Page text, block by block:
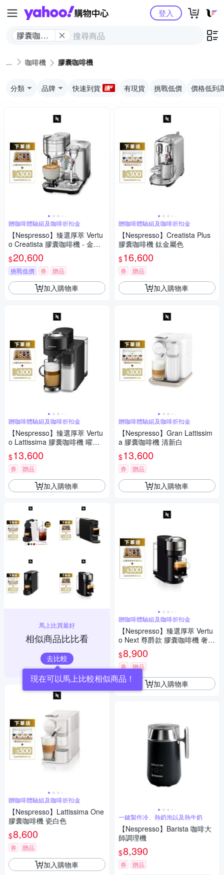
Yahoo購物中心
膠囊咖啡
登入
咖啡機 膠囊咖啡機
分類 品牌 快速到貨 有現貨 挑戰低價 價格低到
贈咖啡體驗組及咖啡折扣金
【Nespresso】臻選厚萃 Vertu
o Creatista 膠囊咖啡機 - 金屬
色
$20,600
挑戰低價 券 贈品
加入購物車
贈咖啡體驗組及咖啡折扣金
【Nespresso】臻選厚萃 Vertu
o Lattissima 膠囊咖啡機 曜石
黑/璀璨白
$13,600
券 贈品
加入購物車
馬上比買最好
相似商品比比看
去比較
現在可以馬上比較相似商品！
贈咖啡體驗組及咖啡折扣金
【Nespresso】Lattissima One
膠囊咖啡機 瓷白色
$8,600
券 贈品
加入購物車
贈咖啡體驗組及咖啡折扣金
【Nespresso】Creatista Plus
膠囊咖啡機 鈦金屬色
$16,600
券 贈品
加入購物車
贈咖啡體驗組及咖啡折扣金
【Nespresso】Gran Lattissim
a 膠囊咖啡機 清新白
$13,600
券 贈品
加入購物車
贈咖啡體驗組及咖啡折扣金
【Nespresso】臻選厚萃 Vertu
o Next 尊爵款 膠囊咖啡機 奢華
銀
$8,900
券 贈品
加入購物車
一鍵製作冷、熱奶泡以及熱牛奶
【Nespresso】Barista 咖啡大
師調理機
$8,390
券 贈品